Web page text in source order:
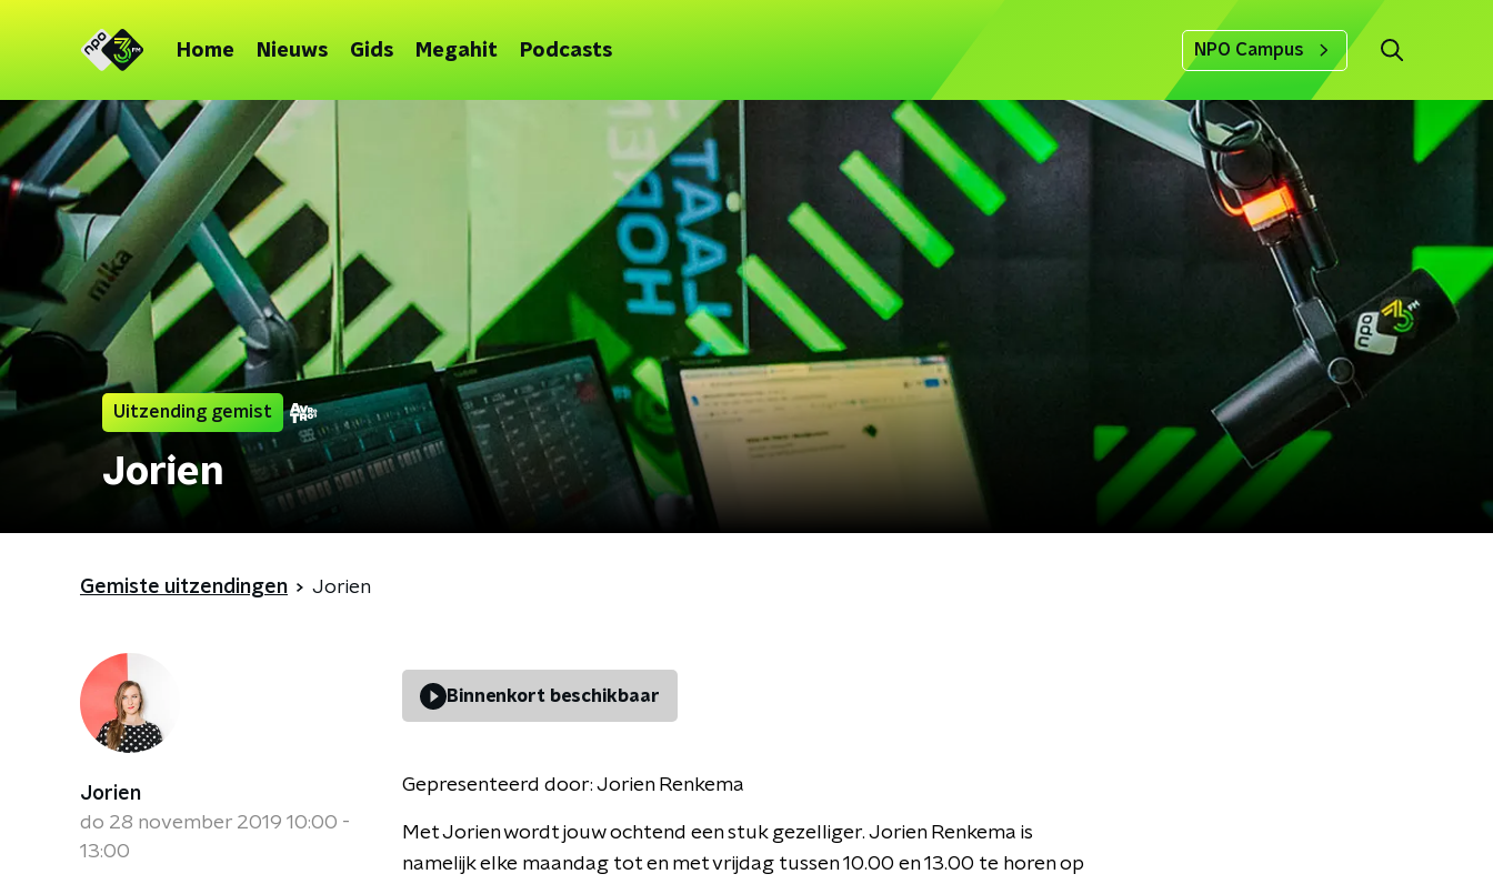
Home Nieuws Gids Megahit Podcasts NPO Campus
Uitzending gemist
Jorien
Gemiste uitzendingen Jorien
Jorien
do 28 november 2019 10:00 -
13:00
Binnenkort beschikbaar
Gepresenteerd door: Jorien Renkema
Met Jorien wordt jouw ochtend een stuk gezelliger. Jorien Renkema is
namelijk elke maandag tot en met vrijdag tussen 10.00 en 13.00 te horen op